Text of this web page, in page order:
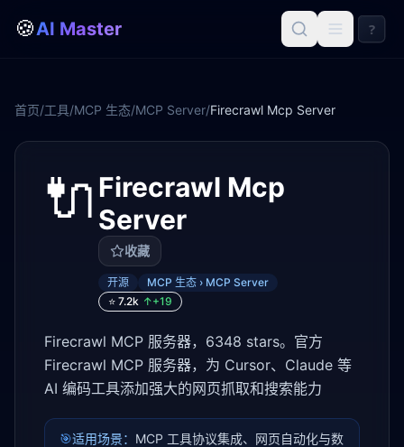
🍪AI Master ?
首页/工具/MCP 生态/MCP Server/Firecrawl Mcp Server
🔌 Firecrawl Mcp
Server
收藏
开源
MCP 生态 › MCP Server
⭐ 7.2k ↑+19
Firecrawl MCP 服务器，6348 stars。官方
Firecrawl MCP 服务器，为 Cursor、Claude 等
AI 编码工具添加强大的网页抓取和搜索能力
🎯适用场景： MCP 工具协议集成、网页自动化与数